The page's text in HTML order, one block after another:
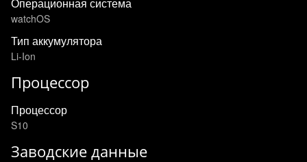
watchOS
Тип аккумулятора
Li-Ion
Процессор
Процессор
S10
Заводские данные